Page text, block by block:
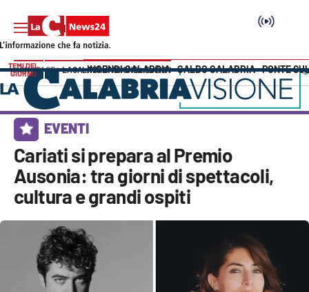
SEZIONI
Cronaca
Politica
Economia e lavoro
Italia Mondo
Vai
TEMI DEL
GIORNO
INCENDI CALABRIA CALDO CALABRIA PONTE
HOME PAGE LACALABRIAVISIONE EVENTI
EVENTI
Cariati si prepara al Premio
Ausonia: tra giorni di spettacoli,
cultura e grandi ospiti